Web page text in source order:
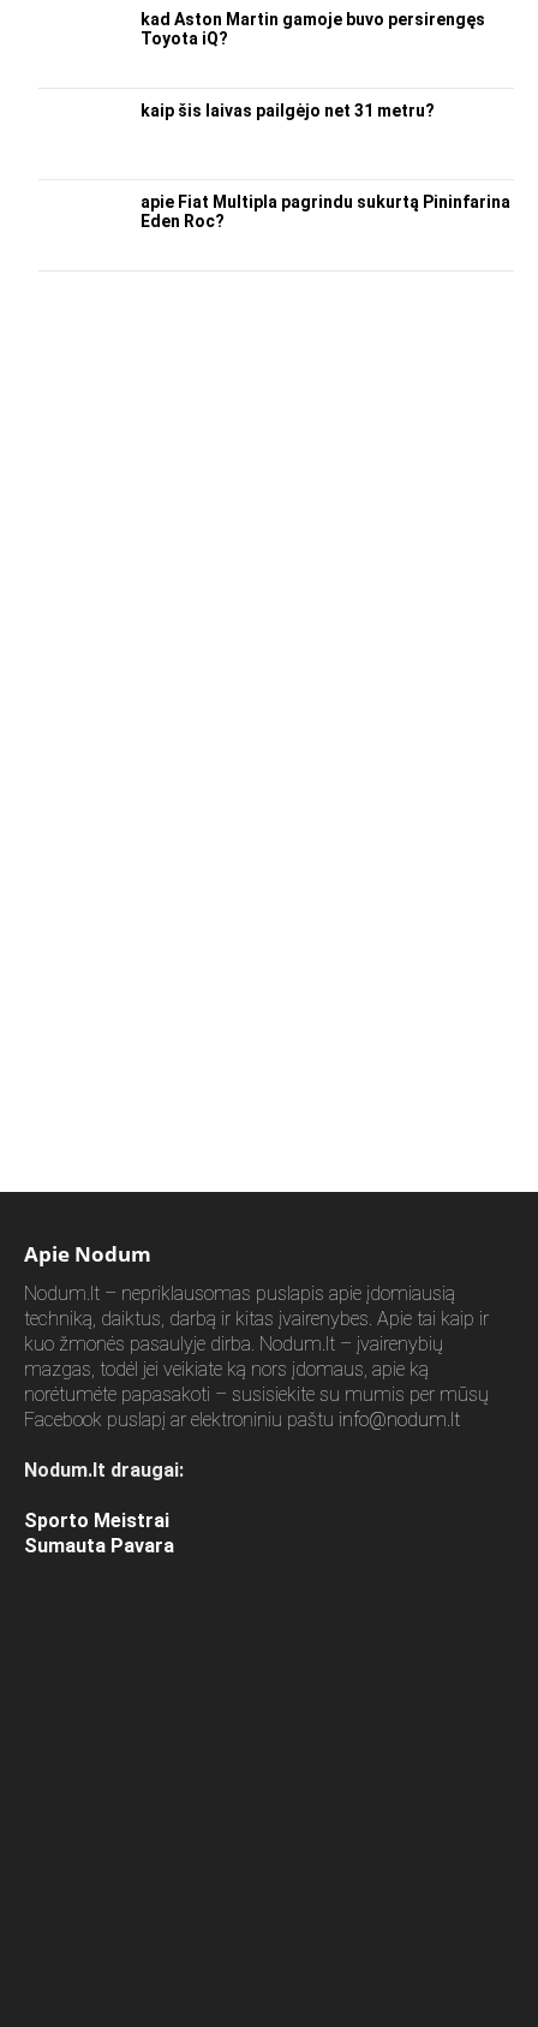
kad Aston Martin gamoje buvo persirengęs
Toyota iQ?
kaip šis laivas pailgėjo net 31 metru?
apie Fiat Multipla pagrindu sukurtą Pininfarina
Eden Roc?
Apie Nodum
Nodum.lt – nepriklausomas puslapis apie įdomiausią
techniką, daiktus, darbą ir kitas įvairenybes. Apie tai kaip ir
kuo žmonės pasaulyje dirba. Nodum.lt – įvairenybių
mazgas, todėl jei veikiate ką nors įdomaus, apie ką
norėtumėte papasakoti – susisiekite su mumis per mūsų
Facebook puslapį ar elektroniniu paštu info@nodum.lt
Nodum.lt draugai:
Sporto Meistrai
Sumauta Pavara